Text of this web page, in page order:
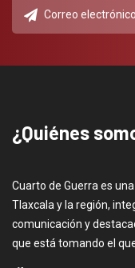
¿Quiénes
Cuarto de Guerra es
Tlaxcala y la región,
comunicación y
que está tomando el